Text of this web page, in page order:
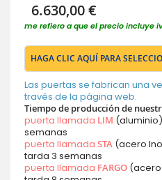
6.630,00 €
me refiero a que el precio incluye
HAGA CLIC AQUÍ PARA
Las puertas se fabrican una
través de la página web.
Tiempo de producción de
puerta llamada LIM
semanas
puerta llamada STA (acero
tarda 3 semanas
puerta llamada FARGO